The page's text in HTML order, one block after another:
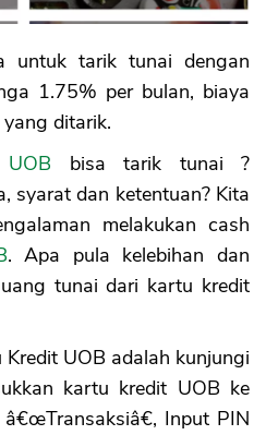
Kartu Kredit UOB
1.75% per bulan, biaya
ditarik.
bisa tarik tunai ?
syarat dan ketentuan? Kita
melakukan cash
. Apa pula kelebihan dan
tunai dari kartu kredit
UOB adalah kunjungi
kartu kredit UOB ke
Input PIN